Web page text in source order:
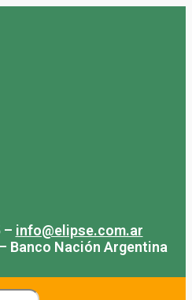
– info@elipse.com.ar
Banco Nación Argentina